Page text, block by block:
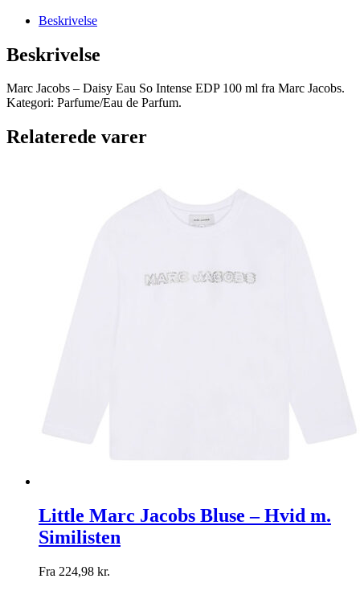
Beskrivelse
Beskrivelse
Marc Jacobs – Daisy Eau So Intense EDP 100 ml fra Marc Jacobs.
Kategori: Parfume/Eau de Parfum.
Relaterede varer
Little Marc Jacobs Bluse – Hvid m.
Similisten
Fra 224,98 kr.